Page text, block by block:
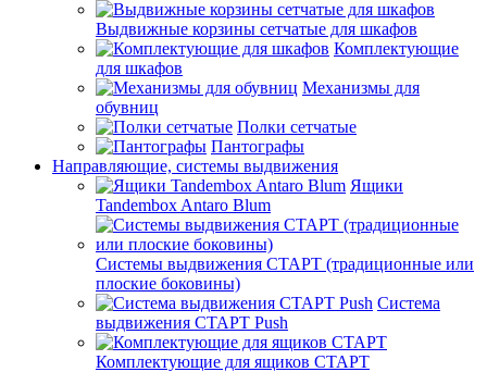
Выдвижные корзины сетчатые для шкафов
Комплектующие
для шкафов
Механизмы для
обувниц
Полки сетчатые
Пантографы
Направляющие, системы выдвижения
Ящики
Tandembox Antaro Blum
Системы выдвижения СТАРТ (традиционные или
плоские боковины)
Система
выдвижения СТАРТ Push
Комплектующие для ящиков СТАРТ